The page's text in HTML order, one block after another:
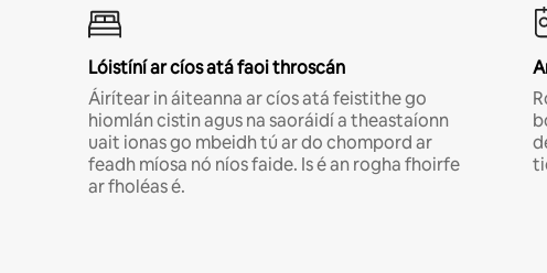
Lóistíní ar cíos atá faoi throscán
Áirítear in áiteanna ar cíos atá feistithe go
hiomlán cistin agus na saoráidí a theastaíonn
uait ionas go mbeidh tú ar do chompord ar
feadh míosa nó níos faide. Is é an rogha fhoirfe
ar fholéas é.